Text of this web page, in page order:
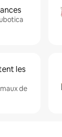
les
de